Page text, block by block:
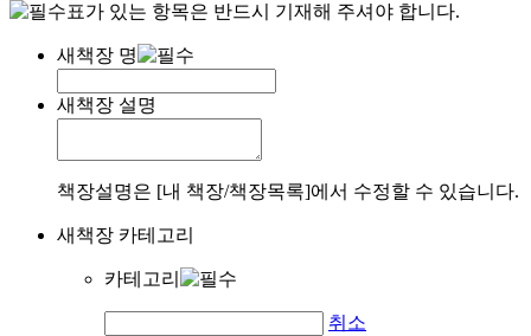
표가 있는 항목은 반드시 기재해 주셔야 합니다.
새책장 명
새책장 설명
책장설명은 [내 책장/책장목록]에서 수정할 수 있습니다.
새책장 카테고리
카테고리
취소